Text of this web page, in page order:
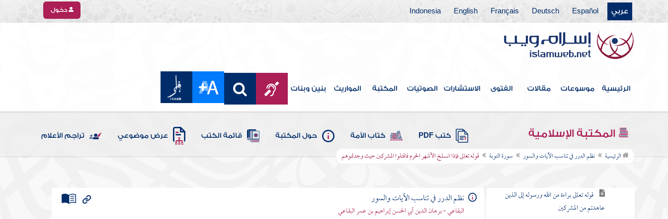
عربي Español
Deutsch
Français
English
Indonesia دخول
الرئيسية موسوعات مقالات الفتوى الاستشارات الصوتيات المكتبة المواريث بنين وبنات
المكتبة الإسلامية كتب PDF كتاب الأمة حول المكتبة قائمة الكتب عرض موضوعي تراجم الأعلام
الرئيسية نظم الدرر في تناسب الآيات والسور سورة التوبة قوله تعالى فإذا انسلخ الأشهر الحرم فاقتلوا المشركين حيث وجدتموهم
سورة آل عمران
سورة النساء
سورة " المائدة
سورة الأنعام
سورة الأعراف
سورة الأنفال
سورة التوبة
قوله تعالى براءة من الله ورسوله إلى الذين
عاهدتم من المشركين
نظم الدرر في تناسب الآيات والسور
البقاعي - برهان الدين أبي الحسن إبراهيم بن عمر البقاعي